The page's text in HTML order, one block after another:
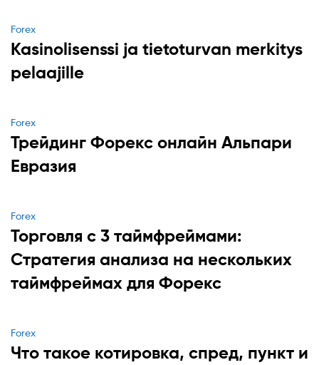
Categories
Forex
Kasinolisenssi ja tietoturvan merkitys
pelaajille
Categories
Forex
Трейдинг Форекс онлайн Альпари
Евразия
Categories
Forex
Торговля с 3 таймфреймами:
Стратегия анализа на нескольких
таймфреймах для Форекс
Categories
Forex
Что такое котировка, спред, пункт и